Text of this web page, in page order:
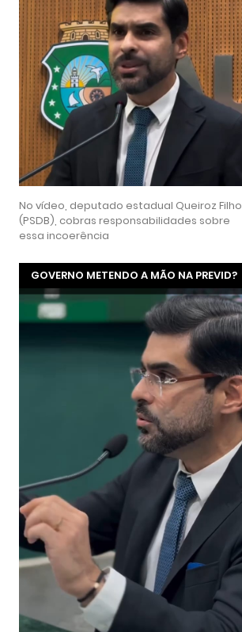
No vídeo, deputado estadual Queiroz Filho
(PSDB), cobras responsabilidades sobre
essa incoerência
GOVERNO METENDO A MÃO NA PREVID?